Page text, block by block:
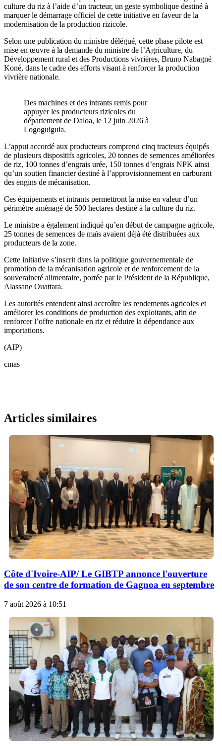
culture du riz à l’aide d’un tracteur, un geste symbolique destiné à
marquer le démarrage officiel de cette initiative en faveur de la
modernisation de la production rizicole.
Selon une publication du ministre délégué, cette phase pilote est
mise en œuvre à la demande du ministre de l’Agriculture, du
Développement rural et des Productions vivrières, Bruno Nabagné
Koné, dans le cadre des efforts visant à renforcer la production
vivrière nationale.
Des machines et des intrants remis pour
appuyer les producteurs rizicoles du
département de Daloa, le 12 juin 2026 à
Logoguiguia.
L’appui accordé aux producteurs comprend cinq tracteurs équipés
de plusieurs dispositifs agricoles, 20 tonnes de semences améliorées
de riz, 100 tonnes d’engrais urée, 150 tonnes d’engrais NPK ainsi
qu’un soutien financier destiné à l’approvisionnement en carburant
des engins de mécanisation.
Ces équipements et intrants permettront la mise en valeur d’un
périmètre aménagé de 500 hectares destiné à la culture du riz.
Le ministre a également indiqué qu’en début de campagne agricole,
25 tonnes de semences de maïs avaient déjà été distribuées aux
producteurs de la zone.
Cette initiative s’inscrit dans la politique gouvernementale de
promotion de la mécanisation agricole et de renforcement de la
souveraineté alimentaire, portée par le Président de la République,
Alassane Ouattara.
Les autorités entendent ainsi accroître les rendements agricoles et
améliorer les conditions de production des exploitants, afin de
renforcer l’offre nationale en riz et réduire la dépendance aux
importations.
(AIP)
cmas
Articles similaires
Côte d'Ivoire-AIP/ Le GIBTP annonce l'ouverture
de son centre de formation de Gagnoa en septembre
7 août 2026 à 10:51